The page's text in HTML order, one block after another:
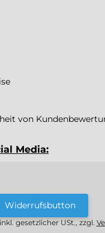
von
Media:
Widerrufsbutton
gesetzlicher USt., zzgl.